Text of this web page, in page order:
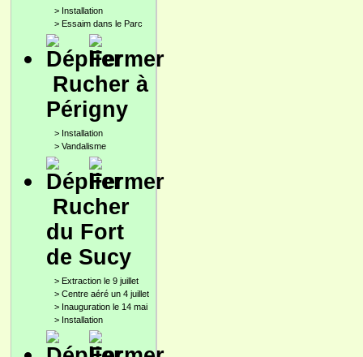
> Installation
> Essaim dans le Parc
Rucher à
Périgny
> Installation
> Vandalisme
Rucher
du Fort
de Sucy
> Extraction le 9 juillet
> Centre aéré un 4 juillet
> Inauguration le 14 mai
> Installation